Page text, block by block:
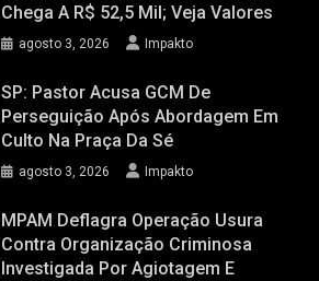
Chega A R$ 52,5 Mil; Veja Valores
agosto 3, 2026 Impakto
SP: Pastor Acusa GCM De
Perseguição Após Abordagem Em
Culto Na Praça Da Sé
agosto 3, 2026 Impakto
MPAM Deflagra Operação Usura
Contra Organização Criminosa
Investigada Por Agiotagem E